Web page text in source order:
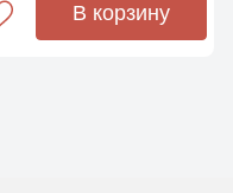
В корзину